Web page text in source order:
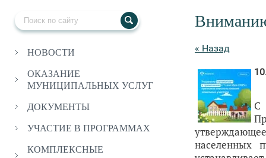
НОВОСТИ
ОКАЗАНИЕ
МУНИЦИПАЛЬНЫХ УСЛУГ
ДОКУМЕНТЫ
УЧАСТИЕ В ПРОГРАММАХ
КОМПЛЕКСНЫЕ
« Назад
С
населенных